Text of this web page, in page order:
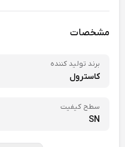
مشخصات
برند تولید کننده
کاسترول
سطح کیفیت
SN